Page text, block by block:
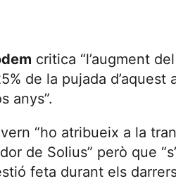
critica “l’augment
de la pujada d’aquest
anys”.
“ho atribueix a la
de Solius” però que
feta durant els